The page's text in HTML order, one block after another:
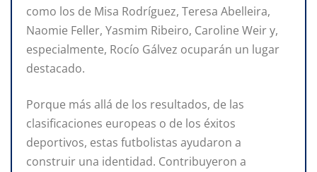
como los de Misa Rodríguez, Teresa Abelleira,
Naomie Feller, Yasmim Ribeiro, Caroline Weir y,
especialmente, Rocío Gálvez ocuparán un lugar
destacado.
Porque más allá de los resultados, de las
clasificaciones europeas o de los éxitos
deportivos, estas futbolistas ayudaron a
construir una identidad. Contribuyeron a